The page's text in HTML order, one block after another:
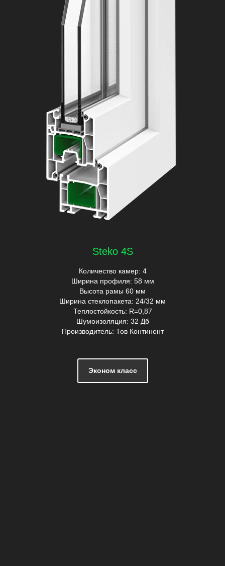
Steko S500
Количество камер: 5
Ширина профиля: 60мм
Высота рамы 62 мм
Ширина стеклопакета: 24/32 мм
Теплостойкость: R=0,89
Шумоизоляция: 32 Дб